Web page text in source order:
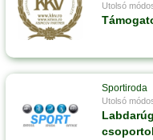
Utolsó
Sportiroda
Utolsó